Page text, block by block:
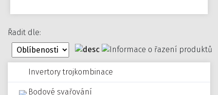
Invertory trojkombinace
Bodové svařování
Řadit dle: